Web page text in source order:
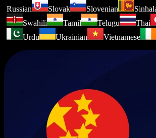
Russian
Slovak Slovenian Sinhala
Swahili
Tamil Telugu Thai
Urdu
Ukrainian Vietnamese